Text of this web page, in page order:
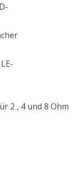
2 , 4 und 8 Ohm